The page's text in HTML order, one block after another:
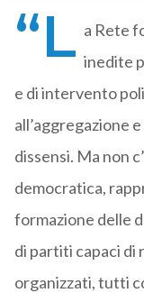
“L a Rete
inedite
e di intervento
all’aggregazione
dissensi. Ma non
democratica,
formazione delle
di partiti capaci di
organizzati, tutti